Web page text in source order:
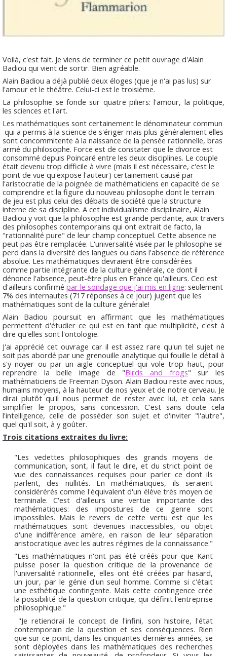
Voilà, c'est fait. Je viens de terminer ce petit ouvrage d'Alain
Badiou qui vient de sortir. Bien agréable.
Alain Badiou a déjà publié deux éloges (que je n'ai pas lus) sur
l'amour et le théâtre. Celui-ci est le troisième.
La philosophie se fonde sur quatre piliers: l'amour, la politique,
les sciences et l'art.
Les mathématiques sont certainement le dénominateur commun
qui a permis à la science de s'ériger mais plus généralement elles
sont concommitente à la naissance de la pensée rationnelle, bras
armé du philosophe. Force est de constater que le divorce est
consommé depuis Poincaré entre les deux disciplines. Le couple
était devenu trop difficile à vivre (mais il est nécessaire, c'est le
point de vue qu'expose l'auteur) certainement causé par
l'aristocratie de la poignée de mathématiciens en capacité de se
comprendre et la figure du nouveau philosophe dont le terrain
de jeu est plus celui des débats de société que la structure
interne de sa discipline. A cet individualisme disciplinaire, Alain
Badiou y voit que la philosophie est grande perdante, aux travers
des philosophes contemporains qui ont extrait de facto, la
"rationnalité pure" de leur champ conceptuel. Cette absence ne
peut pas être remplacée. L'universalité visée par le philosophe se
perd dans la diversité des langues ou dans l'absence de référence
absolue. Les mathématiques devraient être considérées
comme partie intégrante de la culture générale, ce dont il
dénonce l'absence, peut-être plus en France qu'ailleurs. Ceci est
d'ailleurs confirmé par le sondage que j'ai mis en ligne: seulement
7% des internautes (717 réponses à ce jour) jugent que les
mathématiques sont de la culture générale!
Alain Badiou poursuit en affirmant que les mathématiques
permettent d'étudier ce qui est en tant que multiplicité, c'est à
dire qu'elles sont l'ontologie.
J'ai apprécié cet ouvrage car il est assez rare qu'un tel sujet ne
soit pas abordé par une grenouille analytique qui fouille le détail à
s'y noyer ou par un aigle conceptuel qui vole trop haut, pour
reprendre la belle image de "Birds and frogs" sur les
mathématiciens de Freeman Dyson. Alain Badiou reste avec nous,
humains moyens, à la hauteur de nos yeux et de notre cerveau. Je
dirai plutôt qu'il nous permet de rester avec lui, et cela sans
simplifier le propos, sans concession. C'est sans doute cela
l'intelligence, celle de posséder son sujet et d'inviter "l'autre",
quel qu'il soit, à y goûter.
Trois citations extraites du livre:
"Les vedettes philosophiques des grands moyens de
communication, sont, il faut le dire, et du strict point de
vue des connaissances requises pour parler ce dont ils
parlent, des nullités. En mathématiques, ils seraient
considérérés comme l'équivalent d'un élève très moyen de
terminale. C'est d'ailleurs une vertue importante des
mathématiques: des impostures de ce genre sont
impossibles. Mais le revers de cette vertu est que les
mathématiques sont devenues inaccessibles, ou objet
d'une indifférence amère, en raison de leur séparation
aristocratique avec les autres régimes de la connaissance."
"Les mathématiques n'ont pas été créés pour que Kant
puisse poser la question critique de la provenance de
l'universalité rationnelle, elles ont été créées par hasard,
un jour, par le génie d'un seul homme. Comme si c'était
une esthétique contingente. Mais cette contingence crée
la possibilité de la question critique, qui définit l'entreprise
philosophique."
"Je retiendrai le concept de l'infini, son histoire, l'état
contemporain de la question et ses conséquences. Rien
que sur ce point, dans les cinquantes dernières années, se
sont déployées dans les mathématiques des recherches